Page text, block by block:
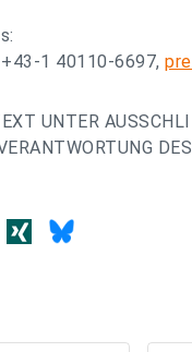
+43-1 40110-6697,
UNTER